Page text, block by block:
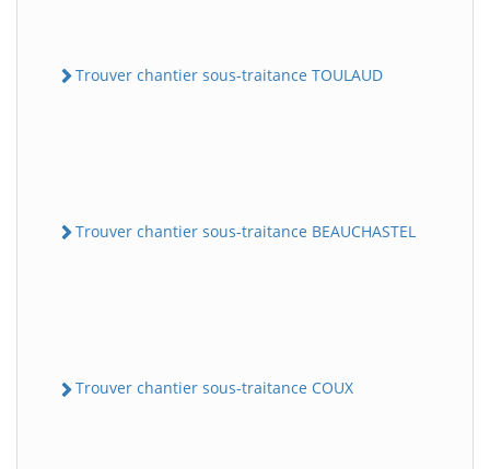
Trouver chantier sous-traitance TOULAUD
Trouver chantier sous-traitance BEAUCHASTEL
Trouver chantier sous-traitance COUX